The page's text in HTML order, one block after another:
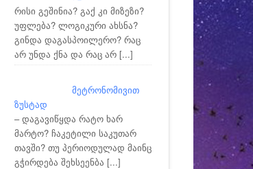
რისი გეშინია? გაქ კი მიზეზი?
უფლება? ლოგიკური ახსნა?
გინდა დაგასპოილერო? რაც
არ უნდა ქნა და რაც არ [...]
მეტრონომივით
ზუსტად
– დაგავიწყდა რატო ხარ
მარტო? ჩაკეტილი საკუთარ
თავში? თუ პერიოდულად მაინც
გჭირდება შეხსეენბა [...]